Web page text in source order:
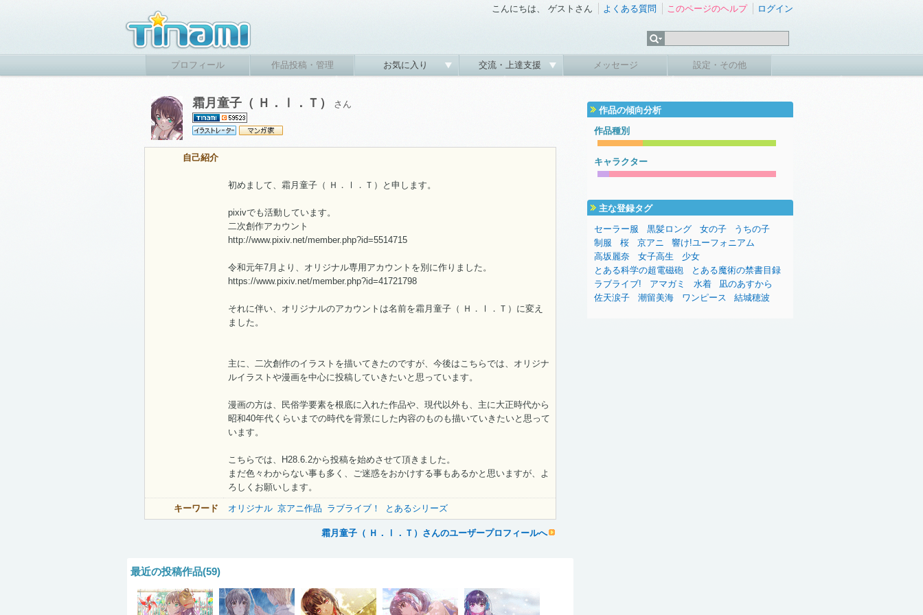
こんにちは、 ゲストさん よくある質問 このページのヘルプ ログイン
プロフィール 作品投稿・管理 お気に入り 交流・上達支援 メッセージ 設定・その他
霜月童子（ Ｈ．Ⅰ．Ｔ） さん
自己紹介
初めまして、霜月童子（ Ｈ．Ⅰ．Ｔ）と申します。
pixivでも活動しています。
二次創作アカウント
http://www.pixiv.net/member.php?id=5514715
令和元年7月より、オリジナル専用アカウントを別に作りました。
https://www.pixiv.net/member.php?id=41721798
それに伴い、オリジナルのアカウントは名前を霜月童子（ Ｈ．Ⅰ．Ｔ）に変え
ました。
主に、二次創作のイラストを描いてきたのですが、今後はこちらでは、オリジナ
ルイラストや漫画を中心に投稿していきたいと思っています。
漫画の方は、民俗学要素を根底に入れた作品や、現代以外も、主に大正時代から
昭和40年代くらいまでの時代を背景にした内容のものも描いていきたいと思って
います。
こちらでは、H28.6.2から投稿を始めさせて頂きました。
まだ色々わからない事も多く、ご迷惑をおかけする事もあるかと思いますが、よ
ろしくお願いします。
キーワード オリジナル 京アニ作品 ラブライブ！ とあるシリーズ
霜月童子（ Ｈ．Ⅰ．Ｔ）さんのユーザープロフィールへ
最近の投稿作品(59)
作品の傾向分析
作品種別
キャラクター
主な登録タグ
セーラー服
黒髪ロング 女の子
うちの子
制服
桜 京アニ
響け!ユーフォニアム
高坂麗奈
女子高生
少女
とある科学の超電磁砲
とある魔術の禁書目録
ラブライブ!
アマガミ 水着
凪のあすから
佐天涙子
潮留美海 ワンピース 結城穂波